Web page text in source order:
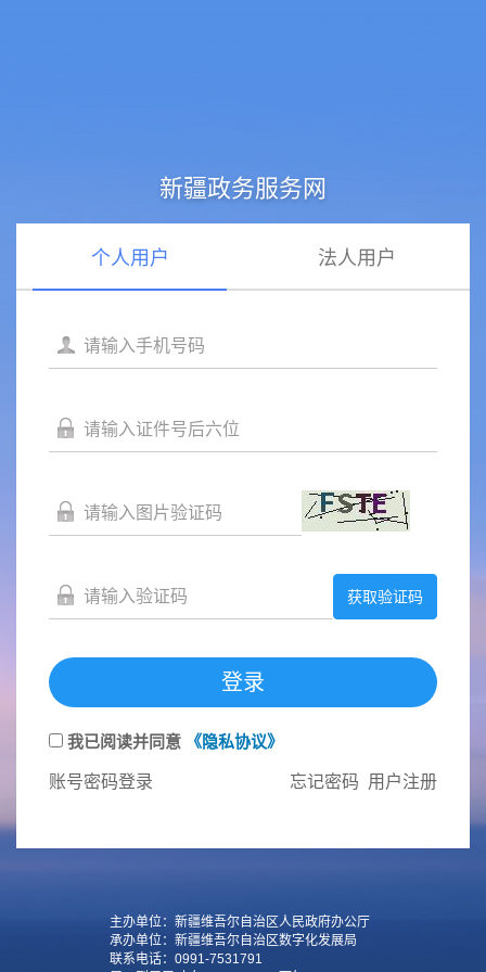
新疆政务服务网
个人用户 法人用户
获取验证码
登录
我已阅读并同意 《隐私协议》
账号密码登录 用户注册
忘记密码
主办单位：新疆维吾尔自治区人民政府办公厅
承办单位：新疆维吾尔自治区数字化发展局
联系电话：0991-7531791